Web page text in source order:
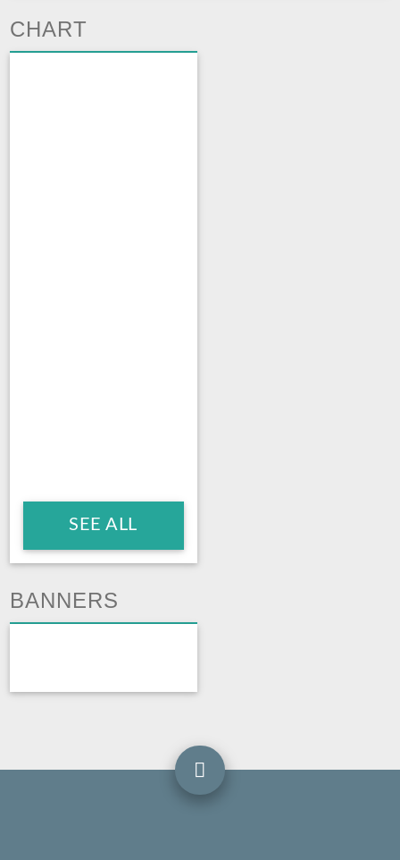
CHART
SEE ALL
BANNERS